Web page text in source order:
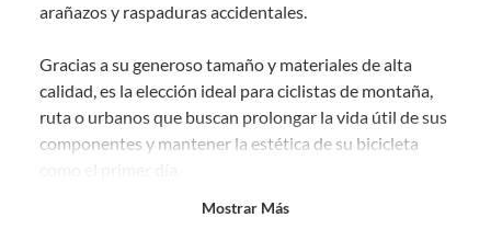
Productos digitales que se entregan a través de una descarga
para el computador.
Productos a pedido o confeccionados a medida.
Productos que han sido informados como imperfectos, usados,
reparados, abiertos, de segunda selección, remanufacturados o
arañazos y raspaduras accidentales.
Gracias a su generoso tamaño y materiales de alta
calidad, es la elección ideal para ciclistas de montaña,
ruta o urbanos que buscan prolongar la vida útil de sus
componentes y mantener la estética de su bicicleta
Mostrar Más